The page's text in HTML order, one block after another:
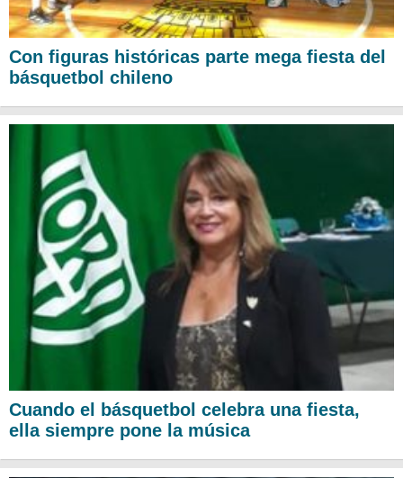
Con figuras históricas parte mega fiesta del
básquetbol chileno
Cuando el básquetbol celebra una fiesta,
ella siempre pone la música